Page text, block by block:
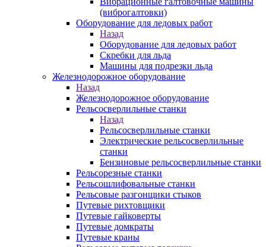
(виброгалтовки)
Оборудование для ледовых работ
Назад
Оборудование для ледовых работ
Скребки для льда
Машины для подрезки льда
Железнодорожное оборудование
Назад
Железнодорожное оборудование
Рельсосверлильные станки
Назад
Рельсосверлильные станки
Электрические рельсосверлильные
станки
Бензиновые рельсосверлильные станки
Рельсорезные станки
Рельсошлифовальные станки
Рельсовые разгонщики стыков
Путевые рихтовщики
Путевые гайковерты
Путевые домкраты
Путевые краны